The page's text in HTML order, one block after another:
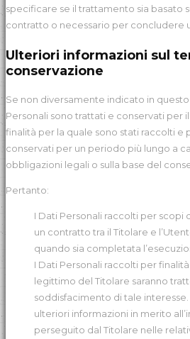
specificare se il trattamento sia basato
contratto o necessario per concludere
Ulteriori informazioni sul
conservazione
Se non diversamente indicato in
Personali sono trattati e conservati per
finalità per la quale sono stati raccolti e
conservati per un periodo più lungo a
obbligazioni legali o sulla base del
Pertanto:
I Dati Personali raccolti per scopi
un contratto tra il Titolare e
quando sia completata
I Dati Personali raccolti per
legittimo del Titolare saranno
soddisfacimento di tale
ulteriori informazioni in merito
perseguito dal Titolare nelle